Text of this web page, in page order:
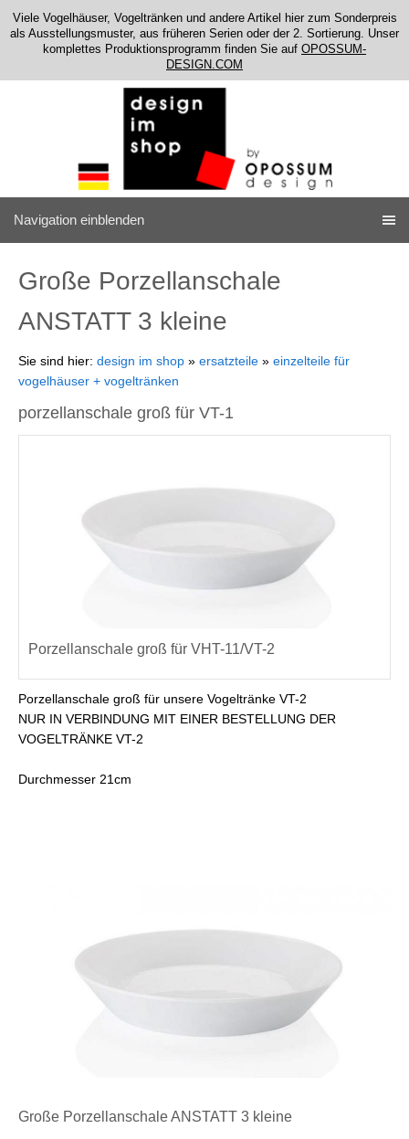
Viele Vogelhäuser, Vogeltränken und andere Artikel hier zum Sonderpreis
als Ausstellungsmuster, aus früheren Serien oder der 2. Sortierung. Unser
komplettes Produktionsprogramm finden Sie auf OPOSSUM-
DESIGN.COM
Navigation einblenden
Große Porzellanschale
ANSTATT 3 kleine
Sie sind hier: design im shop » ersatzteile » einzelteile für
vogelhäuser + vogeltränken
porzellanschale groß für VT-1
Porzellanschale groß für VHT-11/VT-2
Porzellanschale groß für unsere Vogeltränke VT-2
NUR IN VERBINDUNG MIT EINER BESTELLUNG DER
VOGELTRÄNKE VT-2
Durchmesser 21cm
Große Porzellanschale ANSTATT 3 kleine